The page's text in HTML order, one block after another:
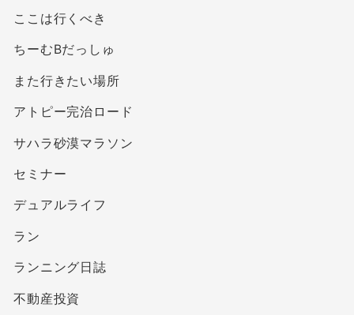
ここは行くべき
ちーむBだっしゅ
また行きたい場所
アトピー完治ロード
サハラ砂漠マラソン
セミナー
デュアルライフ
ラン
ランニング日誌
不動産投資